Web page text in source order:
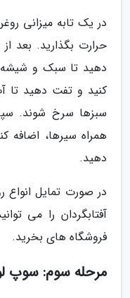
در یک تابه میزانی
حرارت بگذارید. بعد
دهید تا سبک و شیشه
کنید و تفت دهید تا
سبزها سرخ شوند.
دهید.
در صورت تمایل انواع
آفتابگردان را می
فروشگاه های بخرید.
مرحله سوم: سوپ